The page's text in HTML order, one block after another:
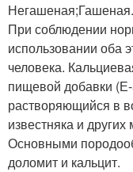
Негашеная;Гашеная.
При соблюдении
использовании оба
человека.
пищевой добавки
растворяющийся в
известняка и
Основными
доломит и кальцит.